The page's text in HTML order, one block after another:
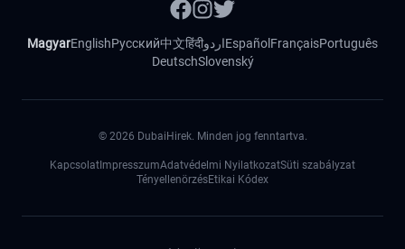
MagyarEnglishРусский中文हिंदीاردوEspañol FrançaisPortuguês
DeutschSlovenský
© 2026 DubaiHirek. Minden jog fenntartva.
Kapcsolat ImpresszumAdatvédelmi NyilatkozatSüti szabályzat
TényellenörzésEtikai Kódex